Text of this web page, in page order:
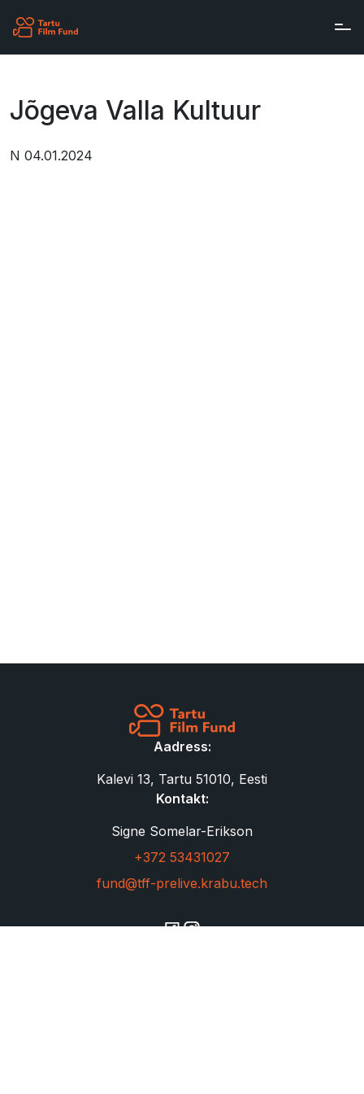
Jõgeva Valla Kultuur
N 04.01.2024
Aadress:
Kalevi 13, Tartu 51010, Eesti
Kontakt:
Signe Somelar-Erikson
+372 53431027
fund@tff-prelive.krabu.tech